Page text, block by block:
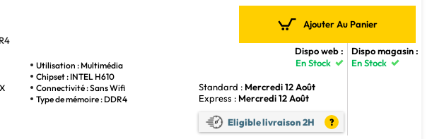
Utilisation : Multimédia
Chipset : INTEL H610
Connectivité : Sans Wifi
Type de mémoire : DDR4
Ajouter Au Panier
Dispo web :
En Stock
Standard : Mercredi 12 Août
Express : Mercredi 12 Août
Eligible livraison 2H ?
Dispo magasin :
En Stock